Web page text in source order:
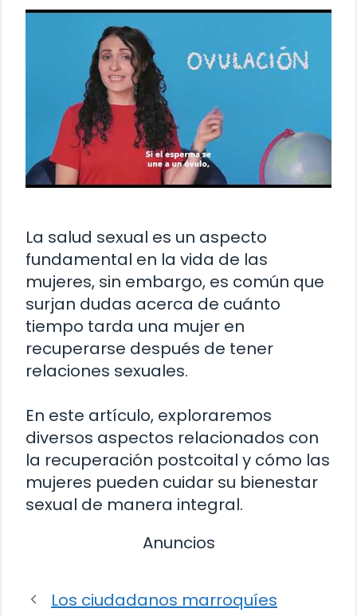
La salud sexual es un aspecto
fundamental en la vida de las
mujeres, sin embargo, es común que
surjan dudas acerca de cuánto
tiempo tarda una mujer en
recuperarse después de tener
relaciones sexuales.
En este artículo, exploraremos
diversos aspectos relacionados con
la recuperación postcoital y cómo las
mujeres pueden cuidar su bienestar
sexual de manera integral.
Anuncios
Los ciudadanos marroquíes